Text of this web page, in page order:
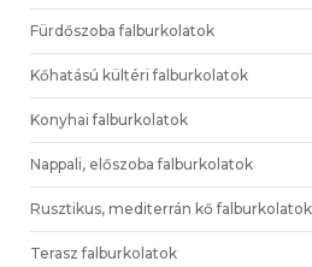
Fürdőszoba falburkolatok
Kőhatású kültéri falburkolatok
Konyhai falburkolatok
Nappali, előszoba falburkolatok
Rusztikus, mediterrán kő falburkolatok
Terasz falburkolatok